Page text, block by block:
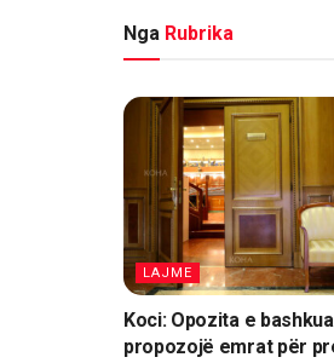
Nga Rubrika
LAJME
Koci: Opozita e
propozojë emrat për